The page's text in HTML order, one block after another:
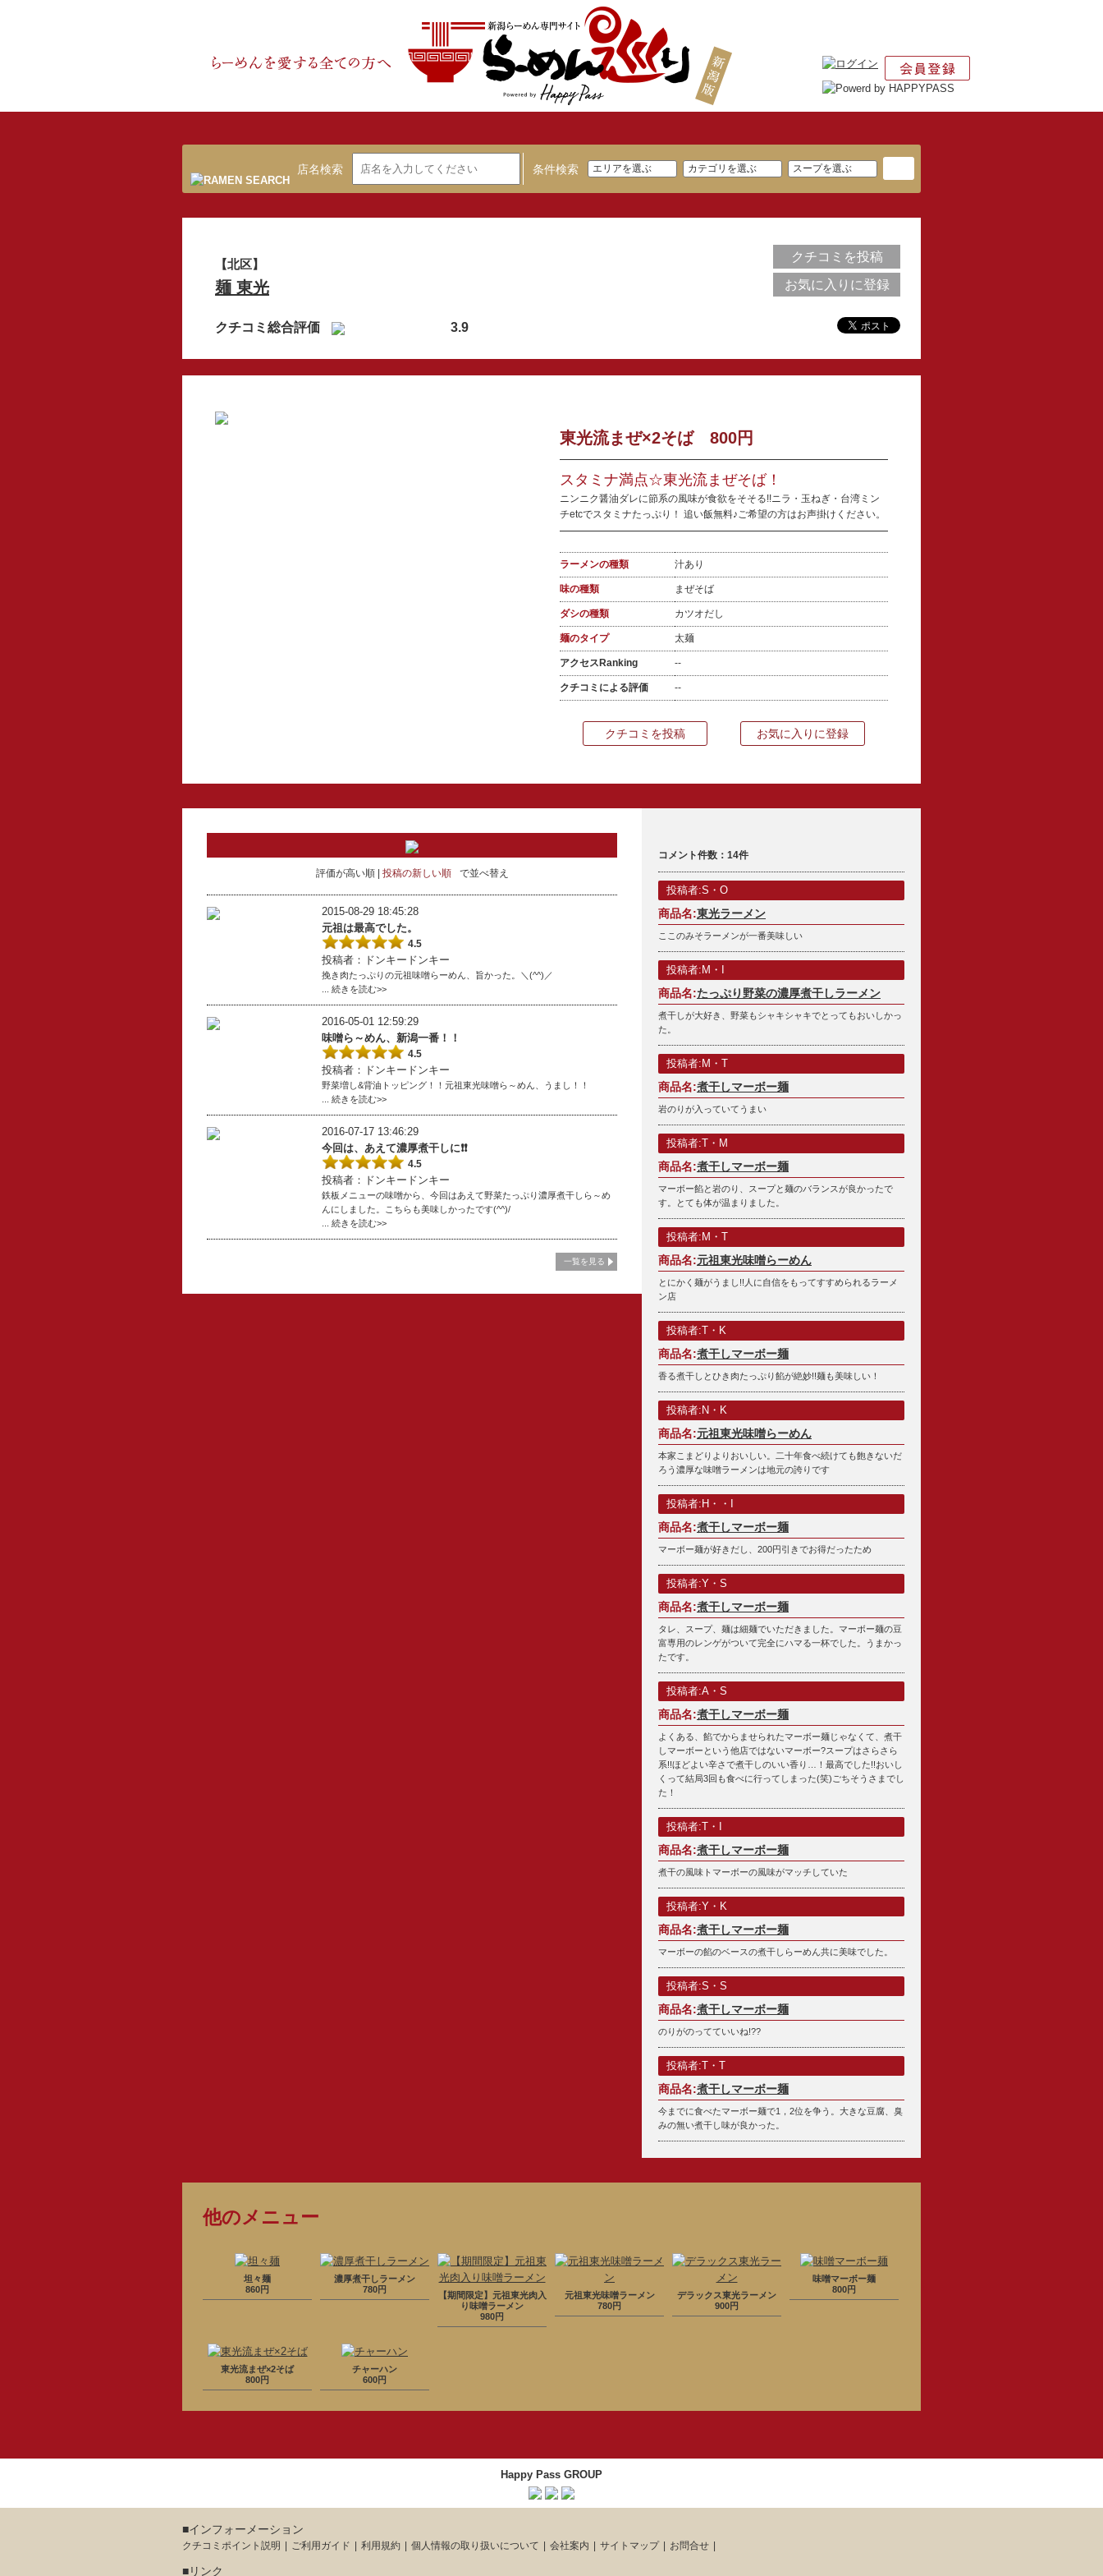
店名検索 条件検索
【北区】
麺 東光
クチコミ総合評価 3.9
クチコミを投稿
お気に入りに登録
東光流まぜ×2そば 800円
スタミナ満点☆東光流まぜそば！
ニンニク醤油ダレに節系の風味が食欲をそそる!!ニラ・玉ねぎ・台湾ミン
チetcでスタミナたっぷり！ 追い飯無料♪ご希望の方はお声掛けください。
ラーメンの種類 汁あり
味の種類 まぜそば
ダシの種類 カツオだし
麺のタイプ 太麺
アクセスRanking --
クチコミによる評価 --
クチコミを投稿 お気に入りに登録
評価が高い順 投稿の新しい順 で並べ替え
2015-08-29 18:45:28
元祖は最高でした。
4.5
投稿者：ドンキードンキー
挽き肉たっぷりの元祖味噌らーめん、旨かった。＼(^^)／
... 続きを読む>>
2016-05-01 12:59:29
味噌ら～めん、新潟一番！！
4.5
投稿者：ドンキードンキー
野菜増し&背油トッピング！！元祖東光味噌ら～めん、うまし！！
... 続きを読む>>
2016-07-17 13:46:29
今回は、あえて濃厚煮干しに❗❗
4.5
投稿者：ドンキードンキー
鉄板メニューの味噌から、今回はあえて野菜たっぷり濃厚煮干しら～め
んにしました。こちらも美味しかったです(^^)/
... 続きを読む>>
一覧を見る
コメント件数：14件
投稿者:S・O
商品名:東光ラーメン
ここのみそラーメンが一番美味しい
投稿者:M・I
商品名:たっぷり野菜の濃厚煮干しラーメン
煮干しが大好き、野菜もシャキシャキでとってもおいしかっ
た。
投稿者:M・T
商品名:煮干しマーボー麺
岩のりが入っていてうまい
投稿者:T・M
商品名:煮干しマーボー麺
マーボー餡と岩のり、スープと麺のバランスが良かったで
す。とても体が温まりました。
投稿者:M・T
商品名:元祖東光味噌らーめん
とにかく麺がうまし!!人に自信をもってすすめられるラーメ
ン店
投稿者:T・K
商品名:煮干しマーボー麺
香る煮干しとひき肉たっぷり餡が絶妙!!麺も美味しい！
投稿者:N・K
商品名:元祖東光味噌らーめん
本家こまどりよりおいしい。二十年食べ続けても飽きないだ
ろう濃厚な味噌ラーメンは地元の誇りです
投稿者:H・・I
商品名:煮干しマーボー麺
マーボー麺が好きだし、200円引きでお得だったため
投稿者:Y・S
商品名:煮干しマーボー麺
タレ、スープ、麺は細麺でいただきました。マーボー麺の豆
富専用のレンゲがついて完全にハマる一杯でした。うまかっ
たです。
投稿者:A・S
商品名:煮干しマーボー麺
よくある、餡でからませられたマーボー麺じゃなくて、煮干
しマーボーという他店ではないマーボー?スープはさらさら
系!!ほどよい辛さで煮干しのいい香り…！最高でした!!おいし
くって結局3回も食べに行ってしまった(笑)ごちそうさまでし
た！
投稿者:T・I
商品名:煮干しマーボー麺
煮干の風味トマーボーの風味がマッチしていた
投稿者:Y・K
商品名:煮干しマーボー麺
マーボーの餡のベースの煮干しらーめん共に美味でした。
投稿者:S・S
商品名:煮干しマーボー麺
のりがのってていいね!??
投稿者:T・T
商品名:煮干しマーボー麺
今までに食べたマーボー麺で1，2位を争う。大きな豆腐、臭
みの無い煮干し味が良かった。
他のメニュー
坦々麺
860円
濃厚煮干しラーメン
780円
【期間限定】元祖東光肉入
り味噌ラーメン
980円
元祖東光味噌ラーメン
780円
デラックス東光ラーメン
900円
味噌マーボー麺
800円
東光流まぜ×2そば
800円
チャーハン
600円
Happy Pass GROUP
■インフォーメーション
クチコミポイント説明 ご利用ガイド 利用規約 個人情報の取り扱いについて 会社案内 サイトマップ お問合せ
■リンク